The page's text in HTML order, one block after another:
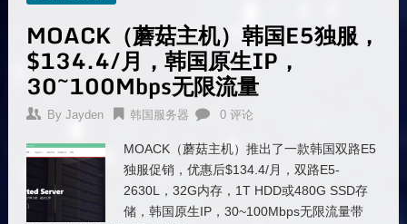
MOACK（蘑菇主机）韩国E5独服，
$134.4/月，韩国原生IP，
30~100Mbps无限流量
By Jayden 韩国服务器 0 评论
MOACK（蘑菇主机）推出了一款韩国双路E5
独服促销，优惠后$134.4/月，双路E5-
2630L，32G内存，1T HDD或480G SSD存
储，韩国原生IP，30~100Mbps无限流量带